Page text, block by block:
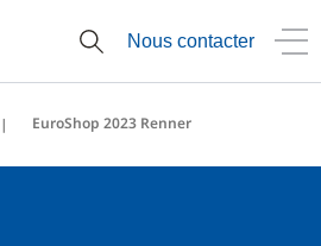
Nous contacter
EuroShop 2023 Renner